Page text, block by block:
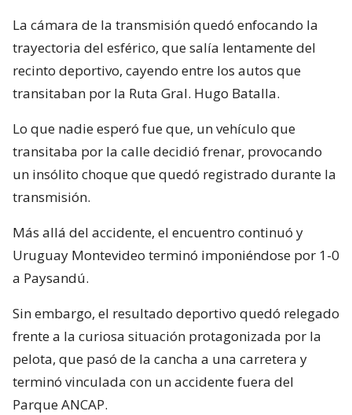
La cámara de la transmisión quedó enfocando la
trayectoria del esférico, que salía lentamente del
recinto deportivo, cayendo entre los autos que
transitaban por la Ruta Gral. Hugo Batalla.
Lo que nadie esperó fue que, un vehículo que
transitaba por la calle decidió frenar, provocando
un insólito choque que quedó registrado durante la
transmisión.
Más allá del accidente, el encuentro continuó y
Uruguay Montevideo terminó imponiéndose por 1-0
a Paysandú.
Sin embargo, el resultado deportivo quedó relegado
frente a la curiosa situación protagonizada por la
pelota, que pasó de la cancha a una carretera y
terminó vinculada con un accidente fuera del
Parque ANCAP.